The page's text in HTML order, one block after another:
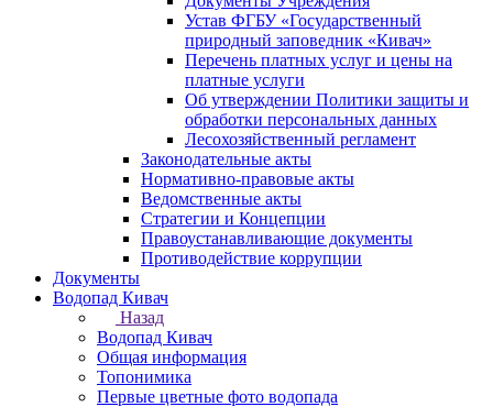
Устав ФГБУ «Государственный
природный заповедник «Кивач»
Перечень платных услуг и цены на
платные услуги
Об утверждении Политики защиты и
обработки персональных данных
Лесохозяйственный регламент
Законодательные акты
Нормативно-правовые акты
Ведомственные акты
Стратегии и Концепции
Правоустанавливающие документы
Противодействие коррупции
Документы
Водопад Кивач
Назад
Водопад Кивач
Общая информация
Топонимика
Первые цветные фото водопада